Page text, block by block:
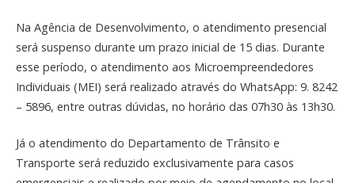
Na Agência de Desenvolvimento, o atendimento presencial
será suspenso durante um prazo inicial de 15 dias. Durante
esse período, o atendimento aos Microempreendedores
Individuais (MEI) será realizado através do WhatsApp: 9. 8242
– 5896, entre outras dúvidas, no horário das 07h30 às 13h30.
Já o atendimento do Departamento de Trânsito e
Transporte será reduzido exclusivamente para casos